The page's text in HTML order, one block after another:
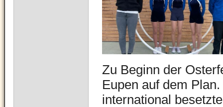
Zu Beginn der
Eupen auf dem
international